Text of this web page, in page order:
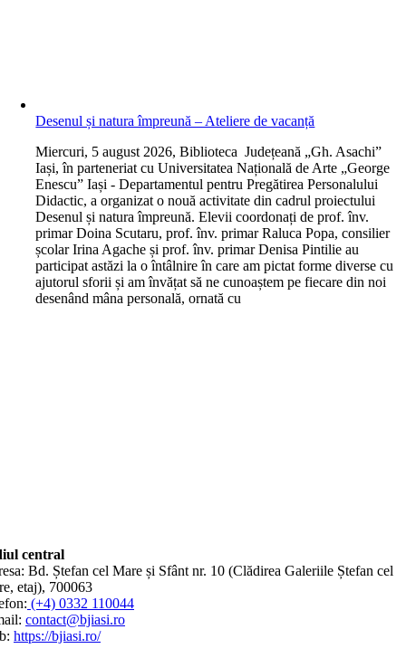
Desenul și natura împreună – Ateliere de vacanță
Miercuri, 5 august 2026, Biblioteca Județeană „Gh. Asachi”
Iași, în parteneriat cu Universitatea Națională de Arte „George
Enescu” Iași - Departamentul pentru Pregătirea Personalului
Didactic, a organizat o nouă activitate din cadrul proiectului
Desenul și natura împreună. Elevii coordonați de prof. înv.
primar Doina Scutaru, prof. înv. primar Raluca Popa, consilier
școlar Irina Agache și prof. înv. primar Denisa Pintilie au
participat astăzi la o întâlnire în care am pictat forme diverse cu
ajutorul sforii și am învățat să ne cunoaștem pe fiecare din noi
desenând mâna personală, ornată cu
central
Bd. Ștefan cel Mare și Sfânt nr. 10 (Clădirea Galeriile Ștefan cel
etaj), 700063
(+4) 0332 110044
contact@bjiasi.ro
https://bjiasi.ro/